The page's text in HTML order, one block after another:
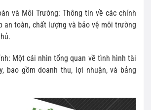
và Môi Trường: Thông tin về các chính
an toàn, chất lượng và bảo vệ môi trường
Một cái nhìn tổng quan về tình hình tài
bao gồm doanh thu, lợi nhuận, và bảng